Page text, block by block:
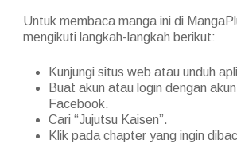
Untuk membaca manga ini di
mengikuti langkah-langkah berikut:
Kunjungi situs web atau unduh
Buat akun atau login dengan
Facebook.
Cari “Jujutsu Kaisen”.
Klik pada chapter yang ingin